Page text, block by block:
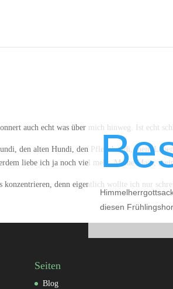
diesen
auch echt was über mich hinweg. Ist echt
den alten Hundi, den Pflegehundi, mein
liebe ich ja noch viel mehr. Meine Macs,
denn eigentlich wollte ich nur
Seiten
Blog